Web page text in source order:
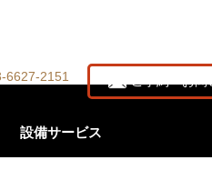
設備サービス